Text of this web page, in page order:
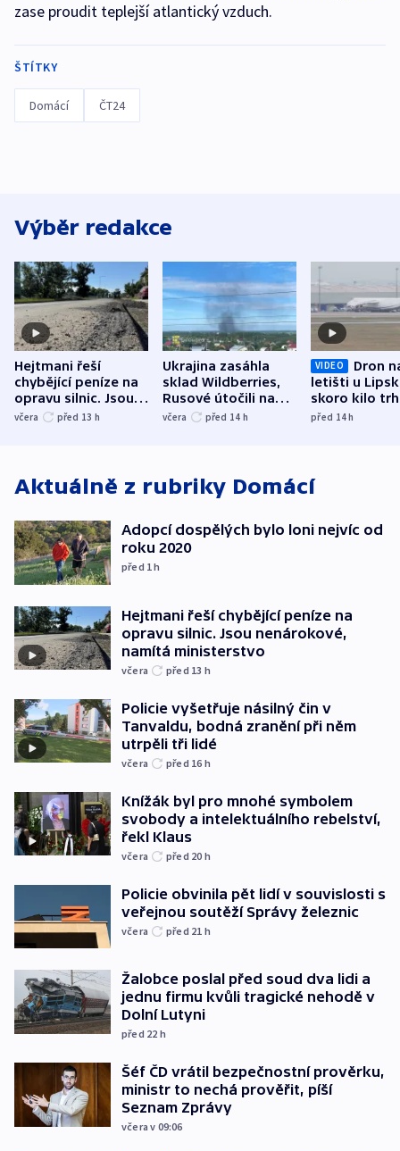
zase proudit teplejší atlantický vzduch.
ŠTÍTKY
Domácí ČT24
Výběr redakce
Hejtmani řeší
chybějící peníze na
opravu silnic. Jsou
nenárokové, namítá
včera před 13 h
Ukrajina zasáhla
sklad Wildberries,
Rusové útočili na
trh, hasiče či
včera před 14 h
VIDEO
Dron
letišti u
skoro kilo
indicie
před 14h
Aktuálně z rubriky Domácí
Adopcí dospělých bylo loni nejvíc od
roku 2020
před 1h
Hejtmani řeší chybějící peníze na
opravu silnic. Jsou nenárokové,
namítá ministerstvo
včera před 13 h
Policie vyšetřuje násilný čin v
Tanvaldu, bodná zranění při něm
utrpěli tři lidé
včera před 16 h
Knížák byl pro mnohé symbolem
svobody a intelektuálního rebelství,
řekl Klaus
včera před 20 h
Policie obvinila pět lidí v souvislosti s
veřejnou soutěží Správy železnic
včera před 21 h
Žalobce poslal před soud dva lidi a
jednu firmu kvůli tragické nehodě v
Dolní Lutyni
před 22 h
Šéf ČD vrátil bezpečnostní prověrku,
ministr to nechá prověřit, píší
Seznam Zprávy
včera v 09:06